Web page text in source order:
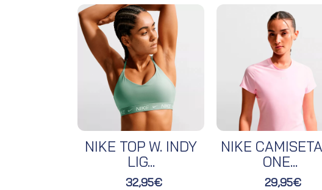
NIKE TOP W. INDY
LIG...
32,95€
NIKE
ONE...
29,95€